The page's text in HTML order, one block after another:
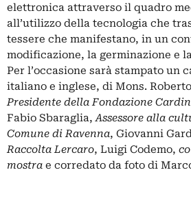
elettronica attraverso il quadro
all’utilizzo della tecnologia che
tessere che manifestano, in un
modificazione, la germinazione e
Per l’occasione sarà stampato un
italiano e inglese, di Mons.
Presidente della Fondazione
Fabio Sbaraglia,Assessore alla
Comune di Ravenna, Giovanni
Raccolta Lercaro, Luigi Codemo,
mostra e corredato da foto di